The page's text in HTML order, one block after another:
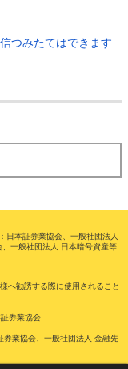
つみたてはできます
本証券業協会、一般社団法人
一般社団法人 日本暗号資産等
へ勧誘する際に使用されること
券業協会
業協会、一般社団法人 金融先